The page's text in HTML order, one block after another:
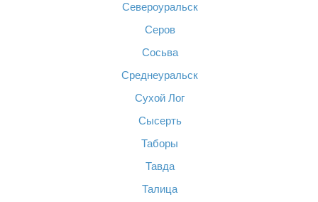
Североуральск
Серов
Сосьва
Среднеуральск
Сухой Лог
Сысерть
Таборы
Тавда
Талица